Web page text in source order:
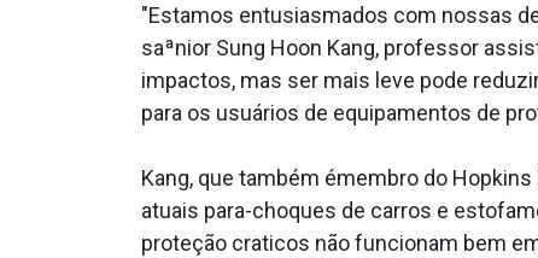
"Estamos entusiasmados com nossas
saªnior Sung Hoon Kang, professor
impactos, mas ser mais leve pode
para os usuários de equipamentos de
Kang, que também émembro do
atuais para-choques de carros e
proteção cra­ticos não funcionam bem